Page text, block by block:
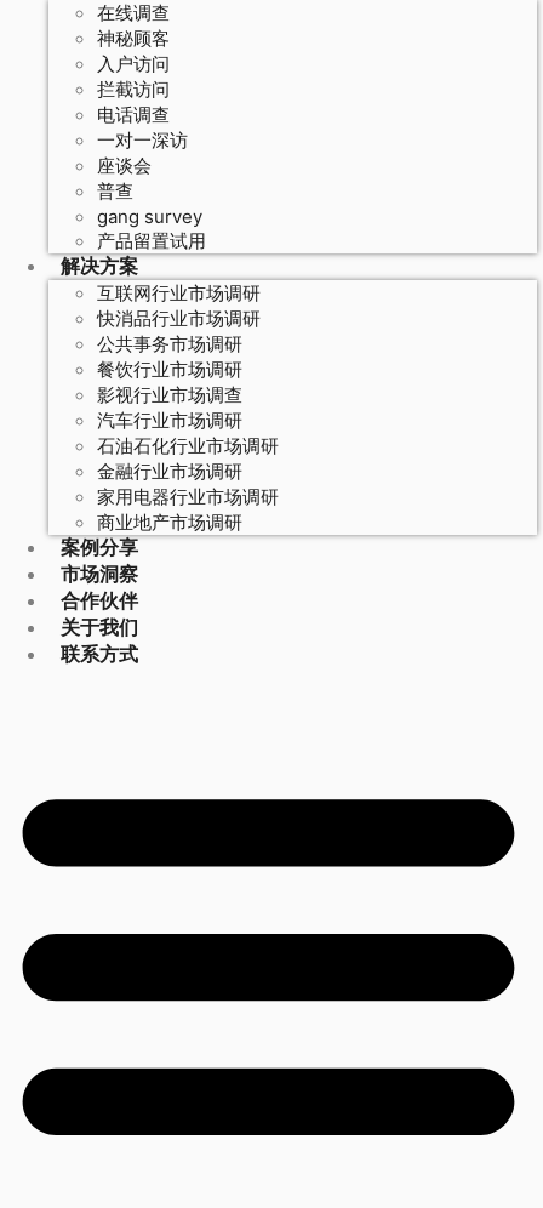
在线调查
神秘顾客
入户访问
拦截访问
电话调查
一对一深访
座谈会
普查
gang survey
产品留置试用
解决方案
互联网行业市场调研
快消品行业市场调研
公共事务市场调研
餐饮行业市场调研
影视行业市场调查
汽车行业市场调研
石油石化行业市场调研
金融行业市场调研
家用电器行业市场调研
商业地产市场调研
案例分享
市场洞察
合作伙伴
关于我们
联系方式